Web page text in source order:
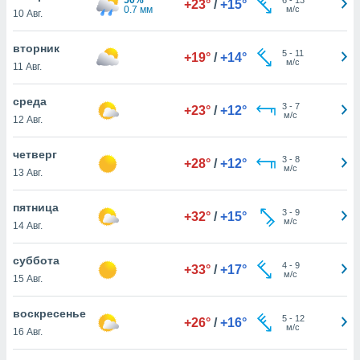
действия
рекламу
нашей
cookie
cookie
в
нашего
10 Авг.
0.7 мм
+23° / +15°
м/с
вторник
11 Авг.
+19° / +14° 5- 11
м/с
среда
12 Авг.
+23° / +12° 3- 7
м/с
четверг
13 Авг.
+28° / +12° 3- 8
м/с
пятница
14 Авг.
+32° / +15° 3- 9
м/с
суббота
15 Авг.
+33° / +17° 4- 9
м/с
воскресенье
16 Авг.
+26° / +16° 5- 12
м/с